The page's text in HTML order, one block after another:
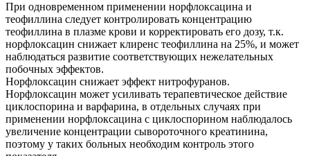
При одновременном применении норфлоксацина и
теофиллина следует контролировать концентрацию
теофиллина в плазме крови и корректировать его дозу, т.к.
норфлоксацин снижает клиренс теофиллина на 25%, и может
наблюдаться развитие соответствующих нежелательных
побочных эффектов.
Норфлоксацин снижает эффект нитрофуранов.
Норфлоксацин может усиливать терапевтическое действие
циклоспорина и варфарина, в отдельных случаях при
применении норфлоксацина с циклоспорином наблюдалось
увеличение концентрации сывороточного креатинина,
поэтому у таких больных необходим контроль этого